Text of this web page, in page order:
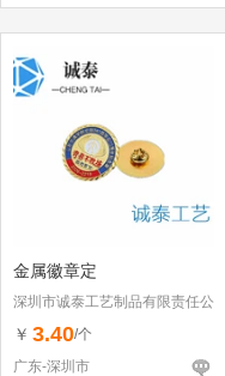
金属徽章定
深圳市诚泰工艺制品有限责任公
司
￥ 3.40/个
广东-深圳市